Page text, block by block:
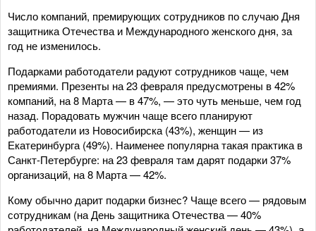
Число компаний, премирующих сотрудников по случаю Дня
защитника Отечества и Международного женского дня, за
год не изменилось.
Подарками работодатели радуют сотрудников чаще, чем
премиями. Презенты на 23 февраля предусмотрены в 42%
компаний, на 8 Марта — в 47%, — это чуть меньше, чем год
назад. Порадовать мужчин чаще всего планируют
работодатели из Новосибирска (43%), женщин — из
Екатеринбурга (49%). Наименее популярна такая практика в
Санкт-Петербурге: на 23 февраля там дарят подарки 37%
организаций, на 8 Марта — 42%.
Кому обычно дарит подарки бизнес? Чаще всего — рядовым
сотрудникам (на День защитника Отечества — 40%